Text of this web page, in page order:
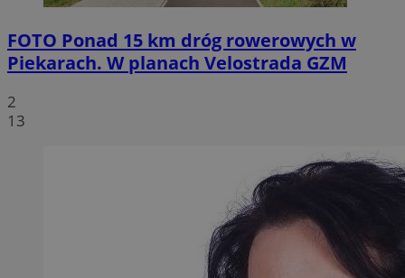
FOTO Ponad 15 km dróg rowerowych w
Piekarach. W planach Velostrada GZM
2
13